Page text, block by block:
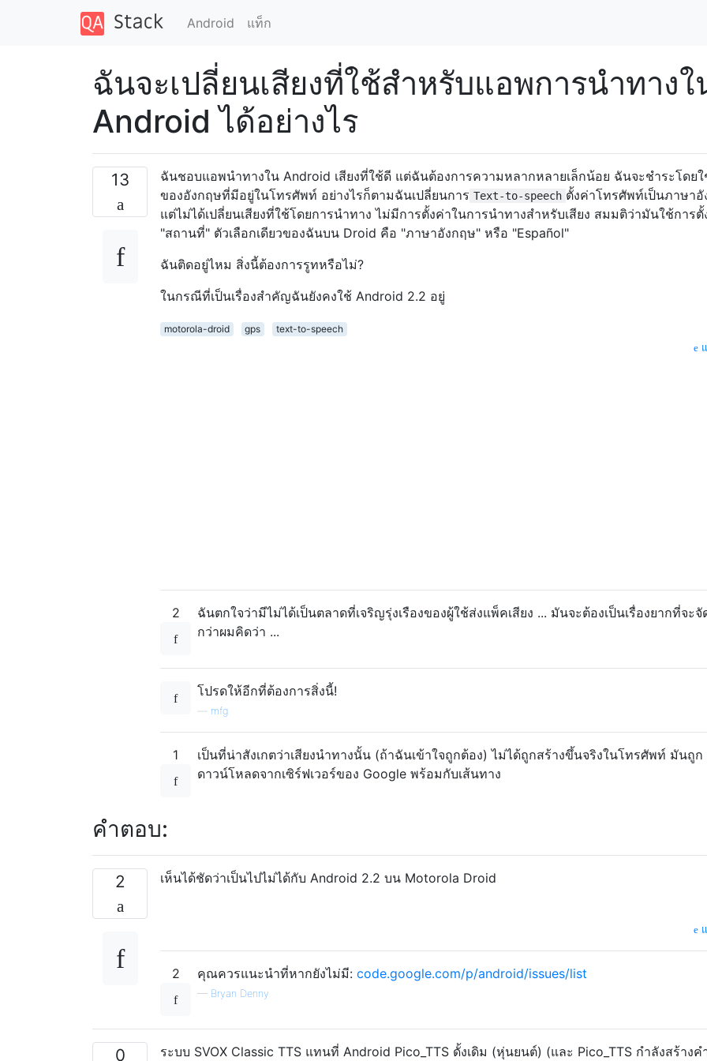
Android แท็ก
ฉันจะเปลี่ยนเสียงที่ใช้สำหรับแอพการนำทางใ
Android ได้อย่างไร
13
ฉันชอบแอพนำทางใน Android เสียงที่ใช้ดี แต่ฉันต้องการความหลากหลายเล็กน้อย ฉันจะชำระโดยใ
ของอังกฤษที่มีอยู่ในโทรศัพท์ อย่างไรก็ตามฉันเปลี่ยนการ Text-to-speech ตั้งค่าโทรศัพท์เป็นภาษาอั
แต่ไม่ได้เปลี่ยนเสียงที่ใช้โดยการนำทาง ไม่มีการตั้งค่าในการนำทางสำหรับเสียง สมมติว่ามันใช้การตั้
"สถานที่" ตัวเลือกเดียวของฉันบน Droid คือ "ภาษาอังกฤษ" หรือ "Español"
ฉันติดอยู่ไหม สิ่งนี้ต้องการรูทหรือไม่?
ในกรณีที่เป็นเรื่องสำคัญฉันยังคงใช้ Android 2.2 อยู่
motorola-droid gps text-to-speech
2
ฉันตกใจว่ามีไม่ได้เป็นตลาดที่เจริญรุ่งเรืองของผู้ใช้ส่งแพ็คเสียง ... มันจะต้องเป็นเรื่องยากที่จะจั
กว่าผมคิดว่า ...
โปรดให้อีกที่ต้องการสิ่งนี้!
mfg
1
เป็นที่น่าสังเกตว่าเสียงนำทางนั้น (ถ้าฉันเข้าใจถูกต้อง) ไม่ได้ถูกสร้างขึ้นจริงในโทรศัพท์ มันถูก
ดาวน์โหลดจากเซิร์ฟเวอร์ของ Google พร้อมกับเส้นทาง
คำตอบ:
2 เห็นได้ชัดว่าเป็นไปไม่ได้กับ Android 2.2 บน Motorola Droid
2 คุณควรแนะนำที่หากยังไม่มี: code.google.com/p/android/issues/list
— Bryan Denny
0 ระบบ SVOX Classic TTS แทนที่ Android Pico_TTS ดั้งเดิม (หุ่นยนต์) (และ Pico_TTS กำลังสร้าง